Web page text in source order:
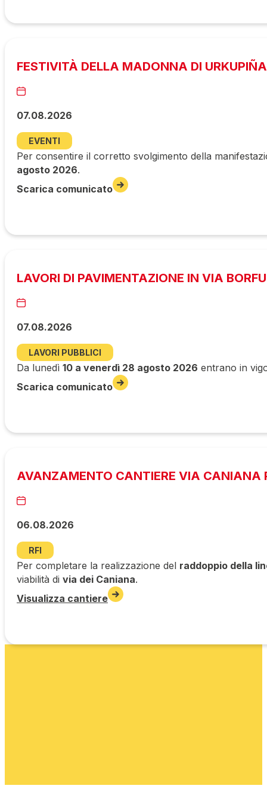
FESTIVITÀ DELLA MADONNA DI URKUPIÑA
07.08.2026
EVENTI
Per consentire il corretto svolgimento della
agosto 2026.
Scarica comunicato
LAVORI DI PAVIMENTAZIONE IN VIA
07.08.2026
LAVORI PUBBLICI
Da lunedì 10 a venerdì 28 agosto 2026 entrano in
Scarica comunicato
AVANZAMENTO CANTIERE VIA CANIANA
06.08.2026
RFI
Per completare la realizzazione del raddoppio della
viabilità di via dei Caniana.
Visualizza cantiere